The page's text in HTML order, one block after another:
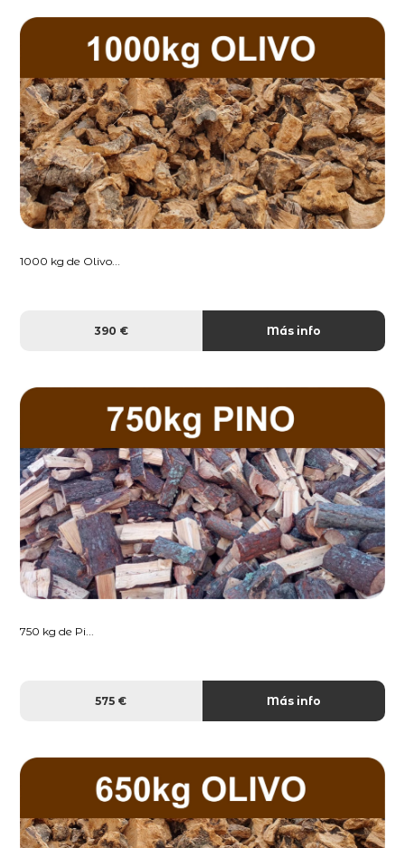
1000 kg de Olivo...
390 € Más info
750 kg de Pi...
575 € Más info